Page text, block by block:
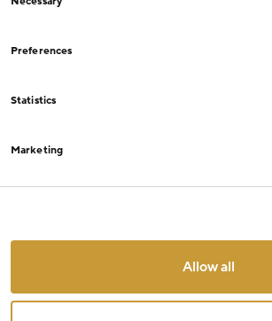
Selection
Preferences
Statistics
Marketing
Allow all